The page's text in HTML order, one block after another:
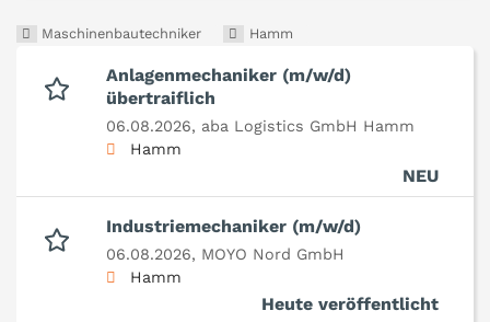
Maschinenbautechniker Hamm
Anlagenmechaniker (m/w/d)
übertraiflich
06.08.2026, aba Logistics GmbH Hamm
Hamm
NEU
Industriemechaniker (m/w/d)
06.08.2026, MOYO Nord GmbH
Hamm
Heute veröffentlicht